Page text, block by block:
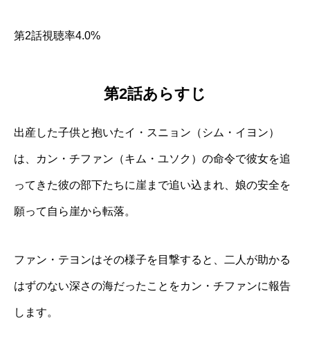
第2話視聴率4.0%
第2話あらすじ
出産した子供と抱いたイ・スニョン（シム・イヨン）
は、カン・チファン（キム・ユソク）の命令で彼女を追
ってきた彼の部下たちに崖まで追い込まれ、娘の安全を
願って自ら崖から転落。
ファン・テヨンはその様子を目撃すると、二人が助かる
はずのない深さの海だったことをカン・チファンに報告
します。